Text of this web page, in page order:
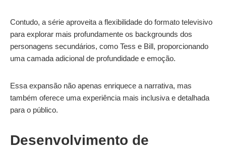
Contudo, a série aproveita a flexibilidade do formato televisivo
para explorar mais profundamente os backgrounds dos
personagens secundários, como Tess e Bill, proporcionando
uma camada adicional de profundidade e emoção.
Essa expansão não apenas enriquece a narrativa, mas
também oferece uma experiência mais inclusiva e detalhada
para o público.
Desenvolvimento de